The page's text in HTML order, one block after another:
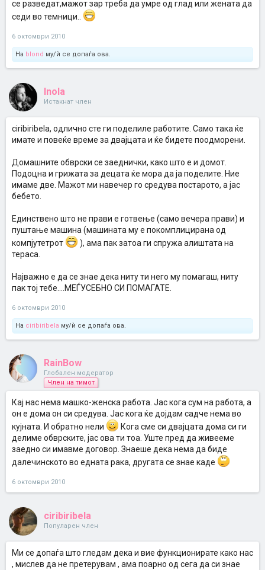
се разведат,мажот зар треба да умре од глад или жената да
седи во темници..
6 октомври 2010
На blond му/ѝ се допаѓа ова.
Inola
Истакнат член
ciribiribela, одлично сте ги поделиле работите. Само така ќе
имате и повеќе време за двајцата и ќе бидете поодморени.
Домашните обврски се заеднички, како што е и домот.
Подоцна и грижата за децата ќе мора да ја поделите. Ние
имаме две. Мажот ми навечер го средува постарото, а јас
бебето.
Единствено што не прави е готвење (само вечера прави) и
пуштање машина (машината му е покомплицирана од
компјутетрот
), ама пак затоа ги спружа алиштата на
тераса.
Најважно е да се знае дека ниту ти него му помагаш, ниту
пак тој тебе....МЕЃУСЕБНО СИ ПОМАГАТЕ.
6 октомври 2010
На ciribiribela му/ѝ се допаѓа ова.
RainBow
Глобален модератор
Член на тимот
Кај нас нема машко-женска работа. Јас кога сум на работа, а
он е дома он си средува. Јас кога ќе дојдам садче нема во
кујната. И обратно нели
Кога сме си двајцата дома си ги
делиме обврските, јас ова ти тоа. Уште пред да живееме
заедно си имавме договор. Знаеше дека нема да биде
далечинското во едната рака, другата се знае каде
6 октомври 2010
ciribiribela
Популарен член
Ми се допаѓа што гледам дека и вие функционирате како нас
, мислев да не претерувам , ама поарно од сега да си знае